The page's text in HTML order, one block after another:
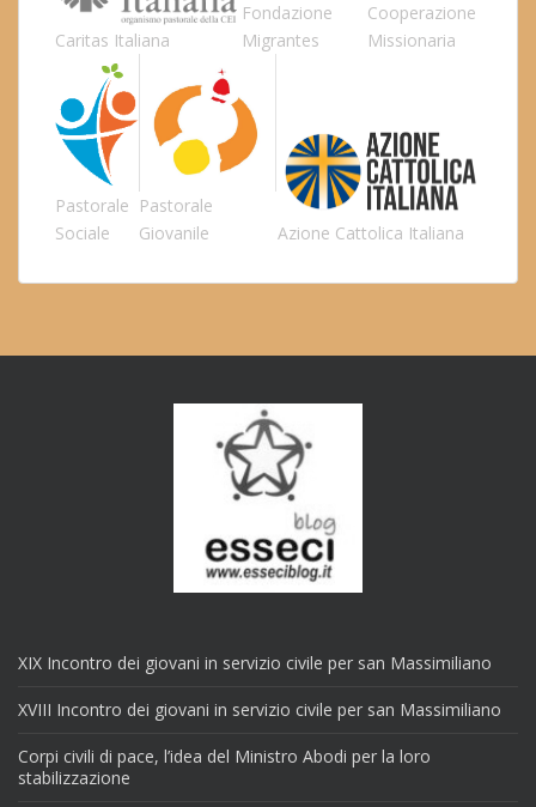
Caritas Italiana
Fondazione
Migrantes
Cooperazione
Missionaria
Pastorale
Sociale
Pastorale
Giovanile
Azione Cattolica Italiana
XIX Incontro dei giovani in servizio civile per san Massimiliano
XVIII Incontro dei giovani in servizio civile per san Massimiliano
Corpi civili di pace, l’idea del Ministro Abodi per la loro
stabilizzazione